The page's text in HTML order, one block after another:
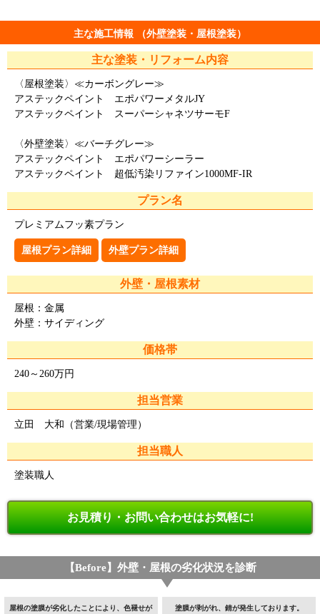
主な施工情報 （外壁塗装・屋根塗装）
主な塗装・リフォーム内容
〈屋根塗装〉≪カーボングレー≫
アステックペイント エポパワーメタルJY
アステックペイント スーパーシャネツサーモF
〈外壁塗装〉≪バーチグレー≫
アステックペイント エポパワーシーラー
アステックペイント 超低汚染リファイン1000MF-IR
プラン名
プレミアムフッ素プラン
屋根プラン詳細 外壁プラン詳細
外壁・屋根素材
屋根：金属
外壁：サイディング
価格帯
240～260万円
担当営業
立田 大和（営業/現場管理）
担当職人
塗装職人
お見積り・お問い合わせはお気軽に!
【Before】外壁・屋根の劣化状況を診断
屋根の塗膜が劣化したことにより、色褪せが
塗膜が剥がれ、錆が発生しております。